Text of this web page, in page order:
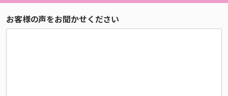
お客様の声をお聞かせください